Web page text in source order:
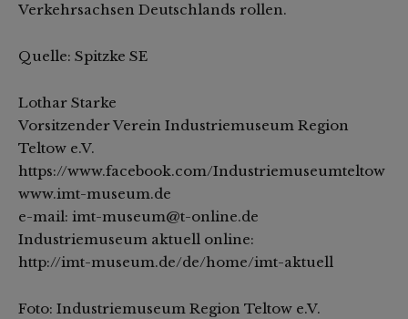
Verkehrsachsen Deutschlands rollen.
Quelle: Spitzke SE
Lothar Starke
Vorsitzender Verein Industriemuseum Region
Teltow e.V.
https://www.facebook.com/Industriemuseumteltow
www.imt-museum.de
e-mail: imt-museum@t-online.de
Industriemuseum aktuell online:
http://imt-museum.de/de/home/imt-aktuell
Foto: Industriemuseum Region Teltow e.V.